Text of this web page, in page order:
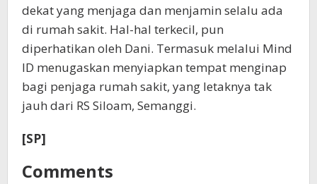
dekat yang menjaga dan menjamin selalu ada
di rumah sakit. Hal-hal terkecil, pun
diperhatikan oleh Dani. Termasuk melalui Mind
ID menugaskan menyiapkan tempat menginap
bagi penjaga rumah sakit, yang letaknya tak
jauh dari RS Siloam, Semanggi.
[SP]
Comments